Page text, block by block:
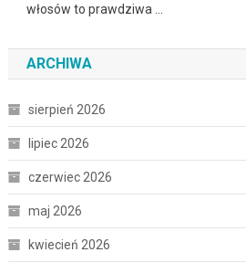
włosów to prawdziwa …
ARCHIWA
sierpień 2026
lipiec 2026
czerwiec 2026
maj 2026
kwiecień 2026